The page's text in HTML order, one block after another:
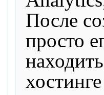
После
просто